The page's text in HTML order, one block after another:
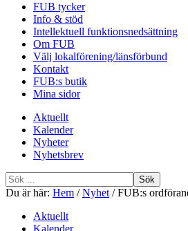
FUB tycker
Info & stöd
Intellektuell funktionsnedsättning
Om FUB
Välj lokalförening/länsförbund
Kontakt
FUB:s butik
Mina sidor
Aktuellt
Kalender
Nyheter
Nyhetsbrev
Sök
efter
Du är här: Hem /Nyhet /FUB:s
Aktuellt
Kalender